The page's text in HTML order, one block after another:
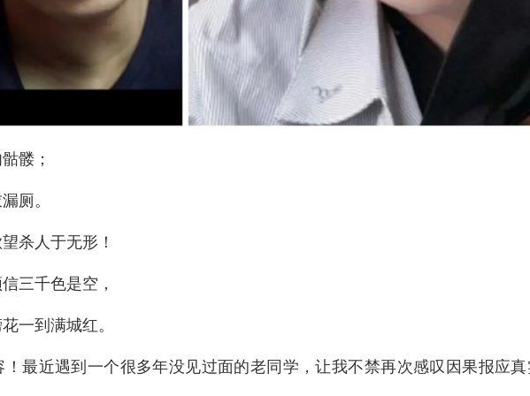
髅；
厕。
杀人于无形！
三千色是空，
一到满城红。
！最近遇到一个很多年没见过面的老同学，让我不禁再次感叹因果报应